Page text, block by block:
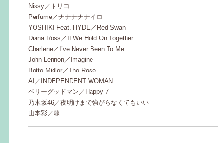
Nissy／トリコ
Perfume／ナナナナナイロ
YOSHIKI Feat. HYDE／Red Swan
Diana Ross／If We Hold On Together
Charlene／I’ve Never Been To Me
John Lennon／Imagine
Bette Midler／The Rose
AI／INDEPENDENT WOMAN
ベリーグッドマン／Happy 7
乃木坂46／夜明けまで強がらなくてもいい
山本彩／棘